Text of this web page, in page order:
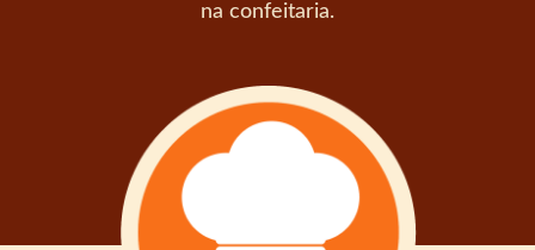
na confeitaria.